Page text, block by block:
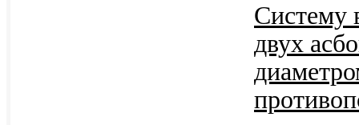
Систему
двух